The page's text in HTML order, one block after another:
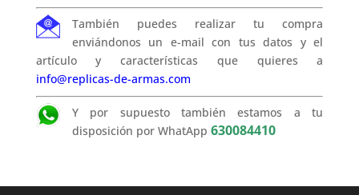
También puedes realizar tu compra
enviándonos un e-mail con tus datos y el
artículo y características que quieres a
info@replicas-de-armas.com
Y por supuesto también estamos a tu
disposición por WhatApp 630084410